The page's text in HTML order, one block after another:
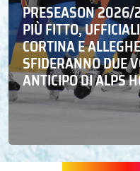
PRESEASON 2026/
PIÙ FITTO,
CORTINA E
SFIDERANNO DUE
ANTICIPO DI ALPS